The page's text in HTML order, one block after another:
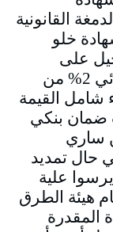
من المسجل التجاري 2 /الدمغة القانونية
ذمة من الزكاة 4/ شهادة خلو
تسجيل على
القيمة المضافة 6/ إرفاق تامين مبدئي 2% من
شامل القيمة
ضمان بنكي
ساري
حال تمديد
الى 10% لمن يرسوا علية
هيئة الطرق
7/ شهادة المقدرة